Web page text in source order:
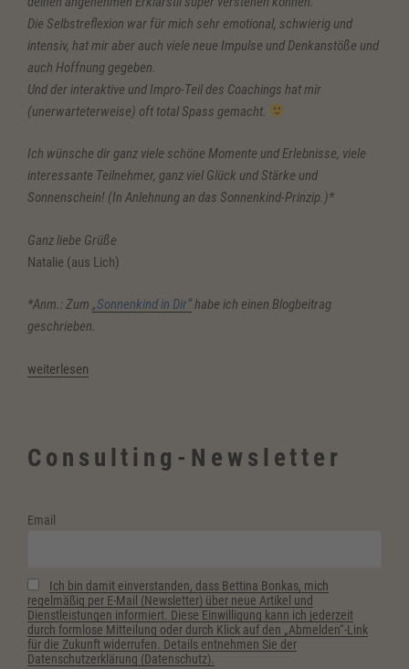
Die Selbstreflexion war für mich sehr emotional, schwierig und
intensiv, hat mir aber auch viele neue Impulse und Denkanstöße und
auch Hoffnung gegeben.
Und der interaktive und Impro-Teil des Coachings hat mir
(unerwarteterweise) oft total Spass gemacht.
Ich wünsche dir ganz viele schöne Momente und Erlebnisse, viele
interessante Teilnehmer, ganz viel Glück und Stärke und
Sonnenschein! (In Anlehnung an das Sonnenkind-Prinzip.)*
Ganz liebe Grüße
Natalie (aus Lich)
*Anm.: Zum „Sonnenkind in Dir“habe ich einen Blogbeitrag
geschrieben.
„Kundenstimmen
weiterlesen
Consulting-Newsletter
Email
Ich bin damit einverstanden, dass Bettina Bonkas, mich
regelmäßig per E-Mail (Newsletter) über neue Artikel und
Dienstleistungen informiert. Diese Einwilligung kann ich jederzeit
durch formlose Mitteilung oder durch Klick auf den „Abmelden“-Link
für die Zukunft widerrufen. Details entnehmen Sie der
Datenschutzerklärung (Datenschutz).